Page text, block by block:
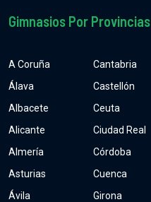
Gimnasios Por Provincias
A Coruña
Álava
Albacete
Alicante
Almería
Asturias
Ávila
Cantabria
Castellón
Ceuta
Ciudad Real
Córdoba
Cuenca
Girona